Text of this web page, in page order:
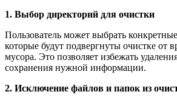
1. Выбор директорий для очистки
Пользователь может выбрать
которые будут подвергнуты очистке от
мусора. Это позволяет избежать
сохранения нужной информации.
2. Исключение файлов и папок из